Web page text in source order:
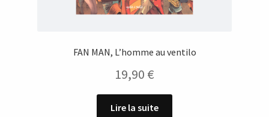
FAN MAN, L’homme au ventilo
19,90 €
Lire la suite